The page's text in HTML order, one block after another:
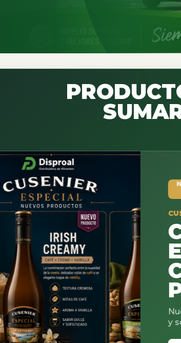
NUEVO
CUSENIER
Cacao
Nuevos sabores
y sobremesas.